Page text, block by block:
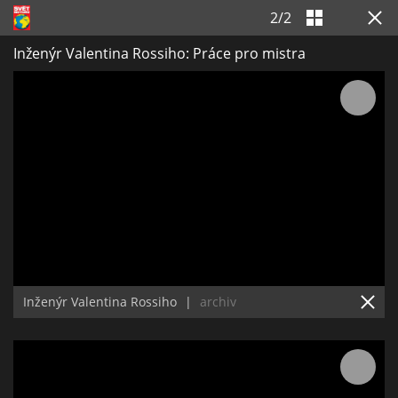
2/2
Inženýr Valentina Rossiho: Práce pro mistra
Inženýr Valentina Rossiho | archiv